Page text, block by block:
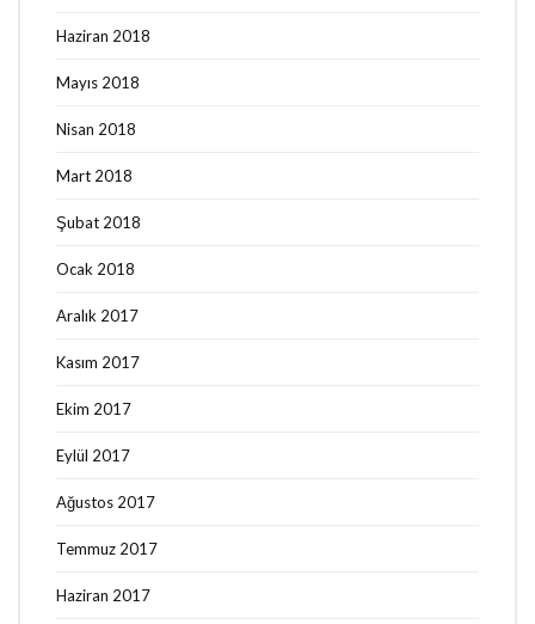
Haziran 2018
Mayıs 2018
Nisan 2018
Mart 2018
Şubat 2018
Ocak 2018
Aralık 2017
Kasım 2017
Ekim 2017
Eylül 2017
Ağustos 2017
Temmuz 2017
Haziran 2017